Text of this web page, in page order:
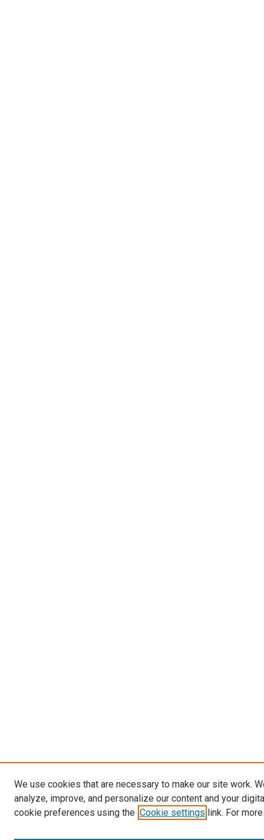
We use cookies that are necessary to make our site work.
analyze, improve, and personalize our content and your
cookie preferences using the Cookie settings link. For